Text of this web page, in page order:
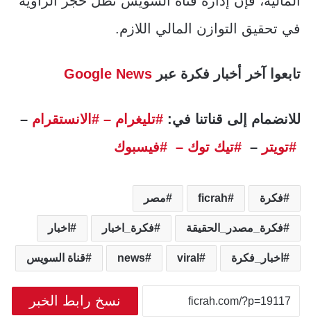
في تحقيق التوازن المالي اللازم.
تابعوا آخر أخبار فكرة عبر Google News
للانضمام إلى قناتنا في: #تليغرام – #الانستقرام –
#تويتر – #تيك توك – #فيسبوك
فكرة ficrah مصر
فكرة_مصدر_الحقيقة فكرة_اخبار اخبار
اخبار_فكرة viral
news قناة السويس
نسخ رابط الخبر